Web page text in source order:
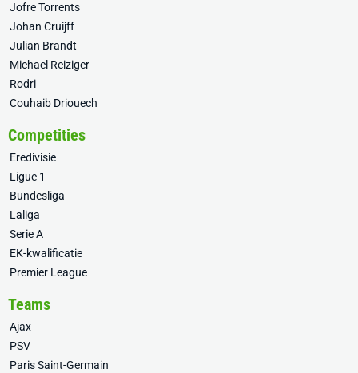
Jofre Torrents
Johan Cruijff
Julian Brandt
Michael Reiziger
Rodri
Couhaib Driouech
Competities
Eredivisie
Ligue 1
Bundesliga
Laliga
Serie A
EK-kwalificatie
Premier League
Teams
Ajax
PSV
Paris Saint-Germain